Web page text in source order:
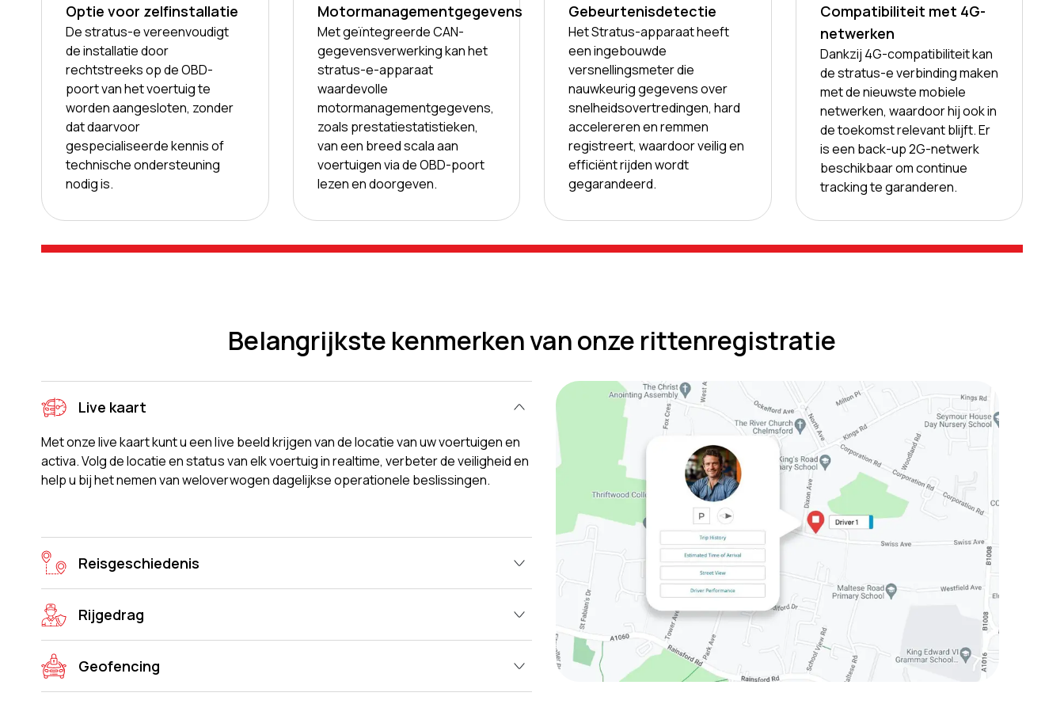
Optie voor zelfinstallatie
De stratus-e vereenvoudigt
de installatie door
rechtstreeks op de OBD-
poort van het voertuig te
worden aangesloten, zonder
dat daarvoor
gespecialiseerde kennis of
technische ondersteuning
nodig is.
Motormanagementgegevens
Met geïntegreerde CAN-
gegevensverwerking kan het
stratus-e-apparaat
waardevolle
motormanagementgegevens,
zoals prestatiestatistieken,
van een breed scala aan
voertuigen via de OBD-poort
lezen en doorgeven.
Gebeurtenisdetectie
Het Stratus-apparaat heeft
een ingebouwde
versnellingsmeter die
nauwkeurig gegevens over
snelheidsovertredingen, hard
accelereren en remmen
registreert, waardoor veilig en
efficiënt rijden wordt
gegarandeerd.
Compatibiliteit met 4G-
netwerken
Dankzij 4G-compatibiliteit kan
de stratus-e verbinding maken
met de nieuwste mobiele
netwerken, waardoor hij ook in
de toekomst relevant blijft. Er
is een back-up 2G-netwerk
beschikbaar om continue
tracking te garanderen.
Belangrijkste kenmerken van onze rittenregistratie
Live kaart
Met onze live kaart kunt u een live beeld krijgen van de locatie van uw voertuigen en
activa. Volg de locatie en status van elk voertuig in realtime, verbeter de veiligheid en
help u bij het nemen van weloverwogen dagelijkse operationele beslissingen.
Reisgeschiedenis
Rijgedrag
Geofencing